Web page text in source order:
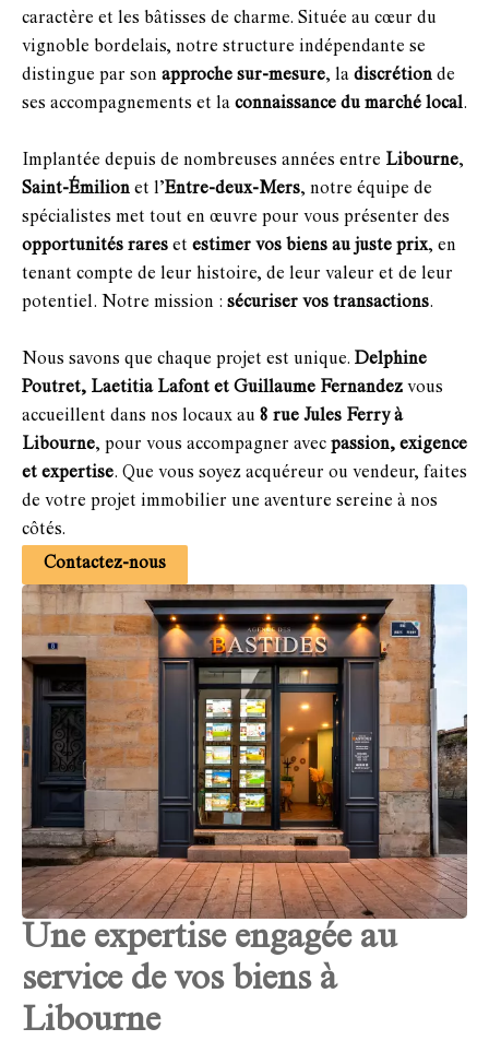
caractère et les bâtisses de charme. Située au cœur du
vignoble bordelais, notre structure indépendante se
distingue par son approche sur-mesure, la discrétion de
ses accompagnements et la connaissance du marché local.
Implantée depuis de nombreuses années entre Libourne,
Saint-Émilion et l’Entre-deux-Mers, notre équipe de
spécialistes met tout en œuvre pour vous présenter des
opportunités rares et estimer vos biens au juste prix, en
tenant compte de leur histoire, de leur valeur et de leur
potentiel. Notre mission : sécuriser vos transactions.
Nous savons que chaque projet est unique. Delphine
Poutret, Laetitia Lafont et Guillaume Fernandez vous
accueillent dans nos locaux au 8 rue Jules Ferry à
Libourne, pour vous accompagner avec passion, exigence
et expertise. Que vous soyez acquéreur ou vendeur, faites
de votre projet immobilier une aventure sereine à nos
côtés.
Contactez-nous
Une expertise engagée au
service de vos biens à
Libourne